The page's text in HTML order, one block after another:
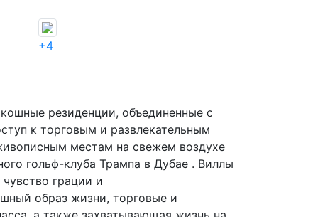
+4
резиденции, объединенные с
к торговым и развлекательным
местам на свежем воздухе
гольф-клуба Трампа в Дубае . Виллы
грации и
образ жизни, торговые и